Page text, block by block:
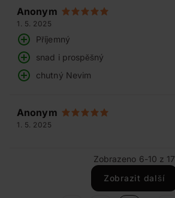
Anonym
1. 5. 2025
Příjemný
snad i prospěšný
chutný Nevim
Anonym
1. 5. 2025
Zobrazeno 6-10 z 17
Zobrazit další